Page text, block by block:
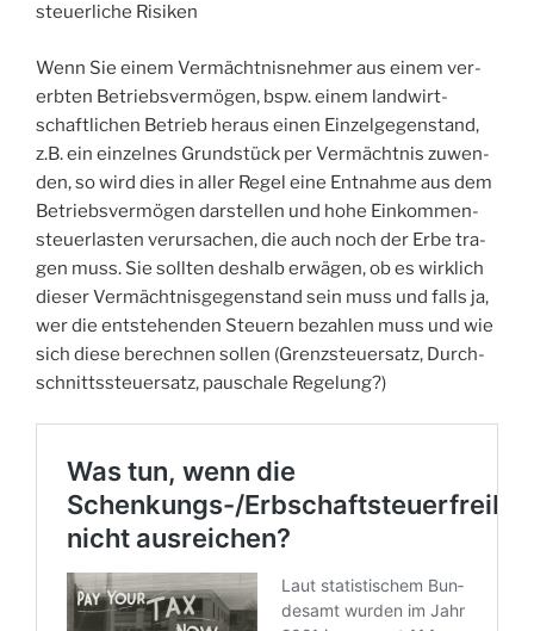
steu­er­li­che Risiken
Wenn Sie einem Ver­mächt­nis­neh­mer aus einem ver­
erb­ten Betriebs­ver­mö­gen, bspw. einem land­wirt­
schaft­li­chen Betrieb her­aus einen Ein­zel­ge­gen­stand,
z.B. ein ein­zel­nes Grund­stück per Ver­mächt­nis zuwen­
den, so wird dies in aller Regel eine Ent­nah­me aus dem
Betriebs­ver­mö­gen dar­stel­len und hohe Ein­kom­men­
steu­er­las­ten ver­ur­sa­chen, die auch noch der Erbe tra­
gen muss. Sie soll­ten des­halb erwä­gen, ob es wirk­lich
die­ser Ver­mächt­nis­ge­gen­stand sein muss und falls ja,
wer die ent­ste­hen­den Steu­ern bezah­len muss und wie
sich die­se berech­nen sol­len (Grenz­steu­er­satz, Durch­
schnitts­steu­er­satz, pau­scha­le Regelung?)